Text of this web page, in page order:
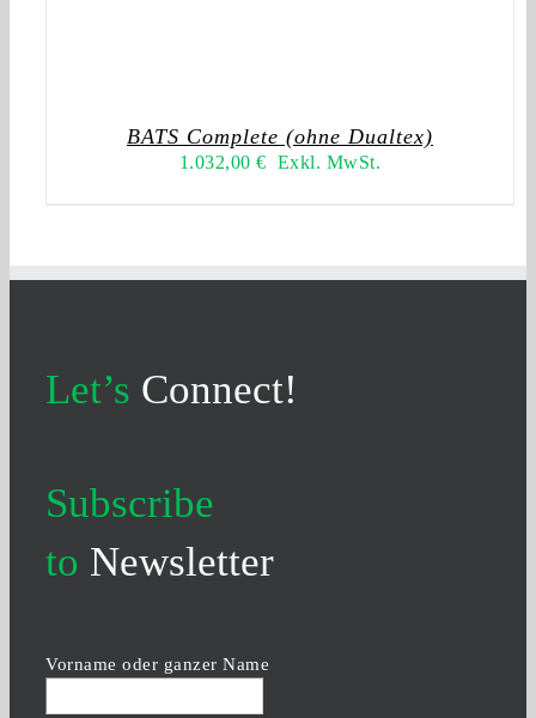
BATS Complete (ohne Dualtex)
1.032,00€ Exkl. MwSt.
Let’s Connect!
Subscribe
to Newsletter
Vorname oder ganzer Name